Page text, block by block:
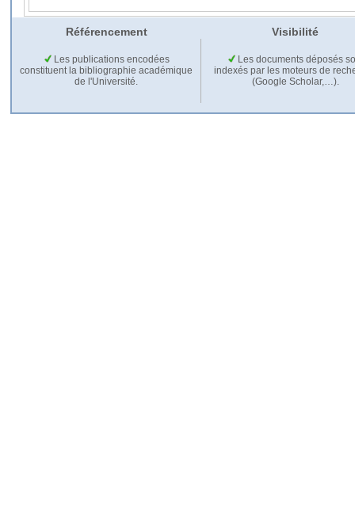
Référencement Visibilité
Les publications encodées
constituent la bibliographie académique
de l'Université.
Les documents déposés
indexés par les moteurs de
(Google Scholar,…).